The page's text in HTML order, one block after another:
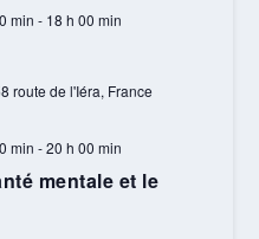
min - 18 h 00 min
route de l'Iéra, France
mentale et le
min -20 h 00 min